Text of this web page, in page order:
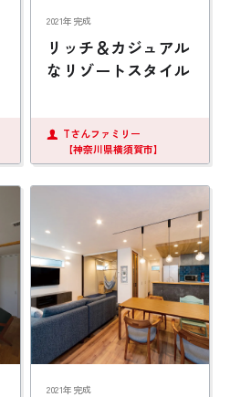
2021年完成
リッチ＆カジュアル
なリゾートスタイル
Tさんファミリー
【神奈川県横須賀市】
2021年完成